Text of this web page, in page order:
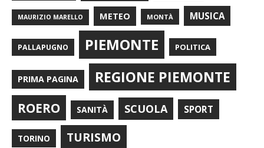
MAURIZIO MARELLO METEO MONTÀ MUSICA
PALLAPUGNO PIEMONTE POLITICA
PRIMA PAGINA REGIONE PIEMONTE
ROERO SANITÀ SCUOLA SPORT
TORINO TURISMO